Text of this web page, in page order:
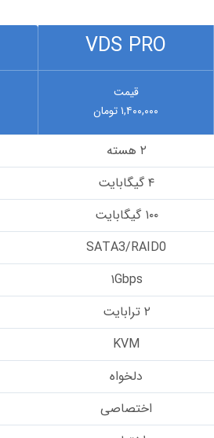
VDS PRO
قیمت
۱,۴۰۰,۰۰۰ تومان
SATA3/RAID0
۱Gbps
KVM
دلخواه
اختصاصی